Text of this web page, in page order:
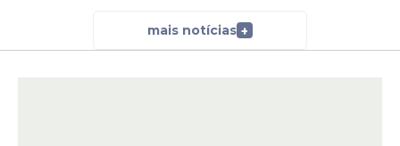
mais notícias +